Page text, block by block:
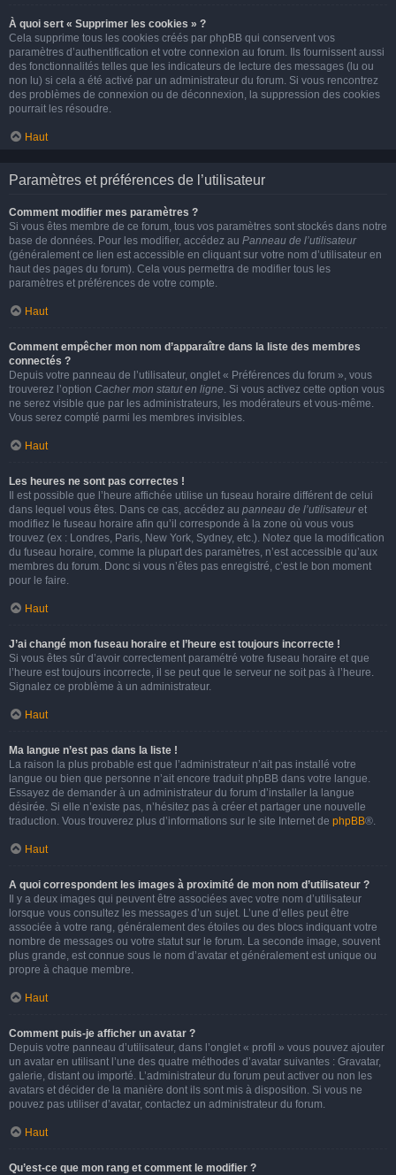
À quoi sert « Supprimer les cookies » ?
Cela supprime tous les cookies créés par phpBB qui conservent vos
paramètres d’authentification et votre connexion au forum. Ils fournissent aussi
des fonctionnalités telles que les indicateurs de lecture des messages (lu ou
non lu) si cela a été activé par un administrateur du forum. Si vous rencontrez
des problèmes de connexion ou de déconnexion, la suppression des cookies
pourrait les résoudre.
Haut
Paramètres et préférences de l’utilisateur
Comment modifier mes paramètres ?
Si vous êtes membre de ce forum, tous vos paramètres sont stockés dans notre
base de données. Pour les modifier, accédez au Panneau de l’utilisateur
(généralement ce lien est accessible en cliquant sur votre nom d’utilisateur en
haut des pages du forum). Cela vous permettra de modifier tous les
paramètres et préférences de votre compte.
Haut
Comment empêcher mon nom d’apparaître dans la liste des membres
connectés ?
Depuis votre panneau de l’utilisateur, onglet « Préférences du forum », vous
trouverez l’option Cacher mon statut en ligne. Si vous activez cette option vous
ne serez visible que par les administrateurs, les modérateurs et vous-même.
Vous serez compté parmi les membres invisibles.
Haut
Les heures ne sont pas correctes !
Il est possible que l’heure affichée utilise un fuseau horaire différent de celui
dans lequel vous êtes. Dans ce cas, accédez au panneau de l’utilisateuret
modifiez le fuseau horaire afin qu’il corresponde à la zone où vous vous
trouvez (ex : Londres, Paris, New York, Sydney, etc.). Notez que la modification
du fuseau horaire, comme la plupart des paramètres, n’est accessible qu’aux
membres du forum. Donc si vous n’êtes pas enregistré, c’est le bon moment
pour le faire.
Haut
J’ai changé mon fuseau horaire et l’heure est toujours incorrecte !
Si vous êtes sûr d’avoir correctement paramétré votre fuseau horaire et que
l’heure est toujours incorrecte, il se peut que le serveur ne soit pas à l’heure.
Signalez ce problème à un administrateur.
Haut
Ma langue n’est pas dans la liste !
La raison la plus probable est que l’administrateur n’ait pas installé votre
langue ou bien que personne n’ait encore traduit phpBB dans votre langue.
Essayez de demander à un administrateur du forum d’installer la langue
désirée. Si elle n’existe pas, n’hésitez pas à créer et partager une nouvelle
traduction. Vous trouverez plus d’informations sur le site Internet de phpBB®.
Haut
A quoi correspondent les images à proximité de mon nom d’utilisateur ?
Il y a deux images qui peuvent être associées avec votre nom d’utilisateur
lorsque vous consultez les messages d’un sujet. L’une d’elles peut être
associée à votre rang, généralement des étoiles ou des blocs indiquant votre
nombre de messages ou votre statut sur le forum. La seconde image, souvent
plus grande, est connue sous le nom d’avatar et généralement est unique ou
propre à chaque membre.
Haut
Comment puis-je afficher un avatar ?
Depuis votre panneau d’utilisateur, dans l’onglet « profil » vous pouvez ajouter
un avatar en utilisant l’une des quatre méthodes d’avatar suivantes : Gravatar,
galerie, distant ou importé. L’administrateur du forum peut activer ou non les
avatars et décider de la manière dont ils sont mis à disposition. Si vous ne
pouvez pas utiliser d’avatar, contactez un administrateur du forum.
Haut
Qu’est-ce que mon rang et comment le modifier ?